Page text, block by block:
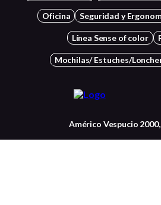
Oficina Seguridad y
Línea Sense of color
Mochilas/ Estuches/
Américo Vespucio